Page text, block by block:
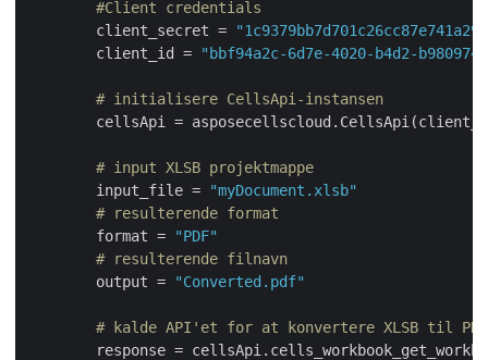
#Client credentials
        client_secret =
        client_id =
"bbf94a2c-6d7e-4020-b4d2-
# initialisere CellsApi-instansen
cellsApi =
# input XLSB projektmappe
        input_file =
"myDocument.xlsb"
# resulterende format
        format =
"PDF"
# resulterende filnavn
        output =
"Converted.pdf"
# kalde API'et for at konvertere XLSB til PDF
response =